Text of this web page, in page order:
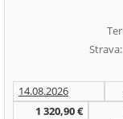
14.08.2026
1 320,90 €